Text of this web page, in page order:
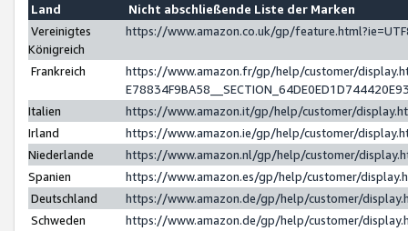
Land
Nicht abschließende Liste der Marken
Vereinigtes
Königreich
https://www.amazon.co.uk/gp/
Frankreich
https://www.amazon.fr/gp/help/customer/
Italien
https://www.amazon.it/gp/help/customer/
Irland
https://www.amazon.ie/gp/help/customer/
Niederlande
https://www.amazon.nl/gp/help/customer/
Spanien
https://www.amazon.es/gp/help/customer/
Deutschland
https://www.amazon.de/gp/help/customer/
Schweden
https://www.amazon.de/gp/help/customer/